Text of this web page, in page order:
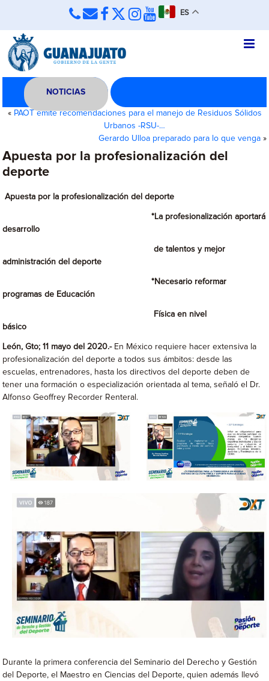
ES
NOTICIAS
« PAOT emite recomendaciones para el manejo de Residuos Sólidos
Urbanos -RSU-…
Gerardo Ulloa preparado para lo que venga»
Apuesta por la profesionalización del
deporte
Apuesta por la profesionalización del deporte
*La profesionalización aportará
desarrollo
de talentos y mejor
administración del deporte
*Necesario reformar
programas de Educación
Física en nivel
básico
León, Gto; 11 mayo del 2020.- En México requiere hacer extensiva la
profesionalización del deporte a todos sus ámbitos: desde las
escuelas, entrenadores, hasta los directivos del deporte deben de
tener una formación o especialización orientada al tema, señaló el Dr.
Alfonso Geoffrey Recorder Renteral.
Durante la primera conferencia del Seminario del Derecho y Gestión
del Deporte, el Maestro en Ciencias del Deporte, quien además llevó